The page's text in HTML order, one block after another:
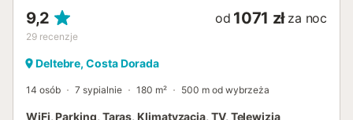
9,2
29 recenzje
od 1071 zł za noc
Deltebre, Costa Dorada
14 osób 7 sypialnie 180 m² 500 m od wybrzeża
WiFi, Parking, Taras, Klimatyzacja, TV, Telewizja